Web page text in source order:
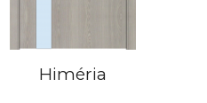
Himéria